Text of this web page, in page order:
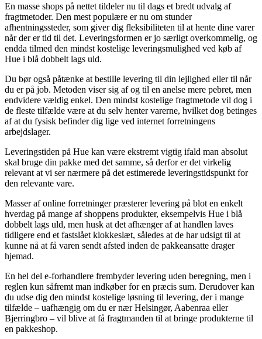
En masse shops på nettet tildeler nu til dags et bredt udvalg af
fragtmetoder. Den mest populære er nu om stunder
afhentningssteder, som giver dig fleksibiliteten til at hente dine varer
når der er tid til det. Leveringsformen er jo særligt overkommelig, og
endda tilmed den mindst kostelige leveringsmulighed ved køb af
Hue i blå dobbelt lags uld.
Du bør også påtænke at bestille levering til din lejlighed eller til når
du er på job. Metoden viser sig af og til en anelse mere pebret, men
endvidere vældig enkel. Den mindst kostelige fragtmetode vil dog i
de fleste tilfælde være at du selv henter varerne, hvilket dog betinges
af at du fysisk befinder dig lige ved internet forretningens
arbejdslager.
Leveringstiden på Hue kan være ekstremt vigtig ifald man absolut
skal bruge din pakke med det samme, så derfor er det virkelig
relevant at vi ser nærmere på det estimerede leveringstidspunkt for
den relevante vare.
Masser af online forretninger præsterer levering på blot en enkelt
hverdag på mange af shoppens produkter, eksempelvis Hue i blå
dobbelt lags uld, men husk at det afhænger af at handlen laves
tidligere end et fastslået klokkeslæt, således at de har udsigt til at
kunne nå at få varen sendt afsted inden de pakkeansatte drager
hjemad.
En hel del e-forhandlere frembyder levering uden beregning, men i
reglen kun såfremt man indkøber for en præcis sum. Derudover kan
du udse dig den mindst kostelige løsning til levering, der i mange
tilfælde – uafhængig om du er nær Helsingør, Aabenraa eller
Bjerringbro – vil blive at få fragtmanden til at bringe produkterne til
en pakkeshop.